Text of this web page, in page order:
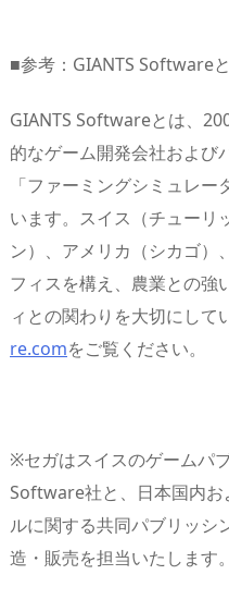
■参考：GIANTS Software
GIANTS Softwareとは、
的なゲーム開発会社および
「ファーミングシミュレ
います。スイス（チューリ
ン）、アメリカ（シカゴ）
フィスを構え、農業との強
ィとの関わりを大切にして
re.comをご覧ください。
※セガはスイスのゲームパ
Software社と、日本国内お
ルに関する共同パブリッシ
造・販売を担当いたします。